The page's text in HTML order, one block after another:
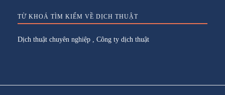
TỪ KHOÁ TÌM KIẾM VỀ DỊCH THUẬT
Dịch thuật chuyên nghiệp Công ty dịch thuật